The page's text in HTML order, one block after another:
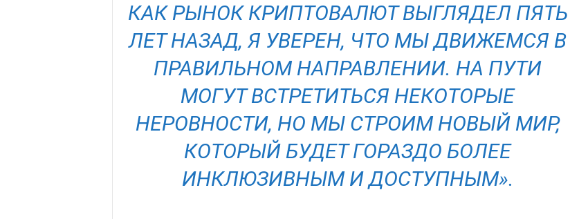
КАК РЫНОК КРИПТОВАЛЮТ ВЫГЛЯДЕЛ ПЯТЬ
ЛЕТ НАЗАД, Я УВЕРЕН, ЧТО МЫ ДВИЖЕМСЯ В
ПРАВИЛЬНОМ НАПРАВЛЕНИИ. НА ПУТИ
МОГУТ ВСТРЕТИТЬСЯ НЕКОТОРЫЕ
НЕРОВНОСТИ, НО МЫ СТРОИМ НОВЫЙ МИР,
КОТОРЫЙ БУДЕТ ГОРАЗДО БОЛЕЕ
ИНКЛЮЗИВНЫМ И ДОСТУПНЫМ».